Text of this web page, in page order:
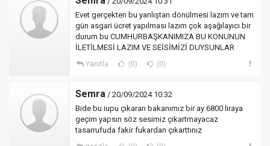
Evet gerçekten bu yanlıştan dönülmesi lazım ve tam
gün asgari ücret yapılması lazım çok aşağılayıcı bir
durum bu CUMHURBAŞKANIMIZA BU KONUNUN
İLETİLMESİ LAZIM VE SEİSİMİZİ DUYSUNLAR
Yanıtla (0) (0)
Semra / 20/09/2024 10:32
Bide bu iupu çıkaran bakanımız bir ay 6800 liraya
geçim yapsın söz sesimiz çıkartmayacaz
tasarrufuda fakir fukardan çıkarttınız